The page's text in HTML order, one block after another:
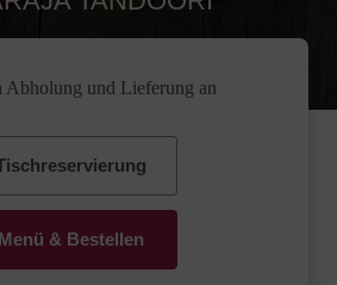
Abholung und Lieferung an
Menü & Bestellen